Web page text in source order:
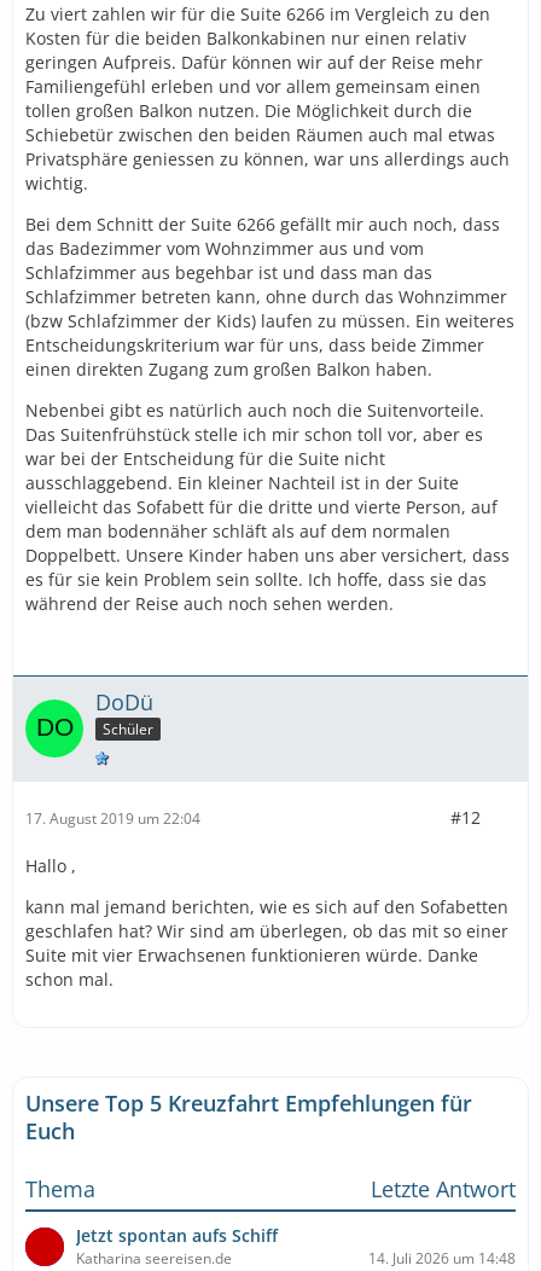
Zu viert zahlen wir für die Suite 6266 im Vergleich zu den
Kosten für die beiden Balkonkabinen nur einen relativ
geringen Aufpreis. Dafür können wir auf der Reise mehr
Familiengefühl erleben und vor allem gemeinsam einen
tollen großen Balkon nutzen. Die Möglichkeit durch die
Schiebetür zwischen den beiden Räumen auch mal etwas
Privatsphäre geniessen zu können, war uns allerdings auch
wichtig.
Bei dem Schnitt der Suite 6266 gefällt mir auch noch, dass
das Badezimmer vom Wohnzimmer aus und vom
Schlafzimmer aus begehbar ist und dass man das
Schlafzimmer betreten kann, ohne durch das Wohnzimmer
(bzw Schlafzimmer der Kids) laufen zu müssen. Ein weiteres
Entscheidungskriterium war für uns, dass beide Zimmer
einen direkten Zugang zum großen Balkon haben.
Nebenbei gibt es natürlich auch noch die Suitenvorteile.
Das Suitenfrühstück stelle ich mir schon toll vor, aber es
war bei der Entscheidung für die Suite nicht
ausschlaggebend. Ein kleiner Nachteil ist in der Suite
vielleicht das Sofabett für die dritte und vierte Person, auf
dem man bodennäher schläft als auf dem normalen
Doppelbett. Unsere Kinder haben uns aber versichert, dass
es für sie kein Problem sein sollte. Ich hoffe, dass sie das
während der Reise auch noch sehen werden.
DoDü
Schüler
17. August 2019 um 22:04 #12
Hallo ,
kann mal jemand berichten, wie es sich auf den Sofabetten
geschlafen hat? Wir sind am überlegen, ob das mit so einer
Suite mit vier Erwachsenen funktionieren würde. Danke
schon mal.
Unsere Top 5 Kreuzfahrt Empfehlungen für
Euch
Thema
Letzte Antwort
Jetzt spontan aufs Schiff
Katharina seereisen.de 14. Juli 2026 um 14:48